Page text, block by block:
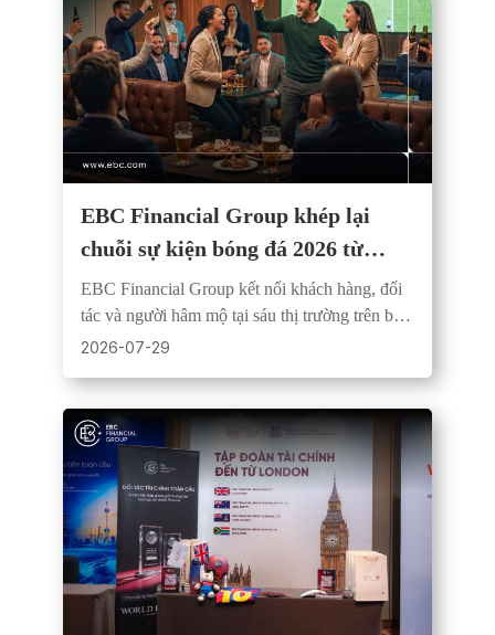
EBC Financial Group khép lại
chuỗi sự kiện bóng đá 2026 từ
Santiago đến Đài Bắc
EBC Financial Group kết nối khách hàng, đối
tác và người hâm mộ tại sáu thị trường trên ba
châu lục qua chuỗi sự kiện bóng đá trực tiếp
2026-07-29